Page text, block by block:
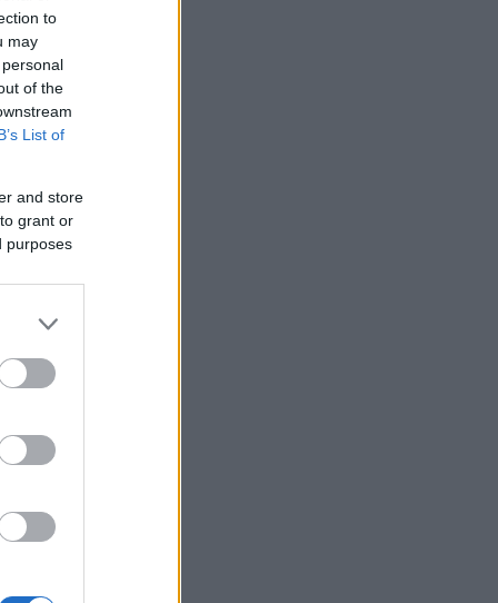
to
may
of the
List of
and store
grant or
purposes